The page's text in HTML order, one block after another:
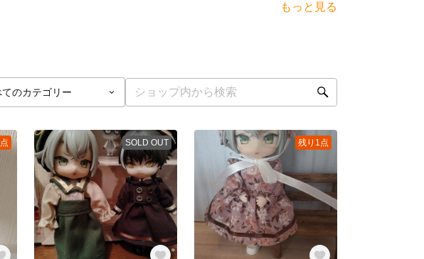
もっと見る
SOLD OUT 残り1点